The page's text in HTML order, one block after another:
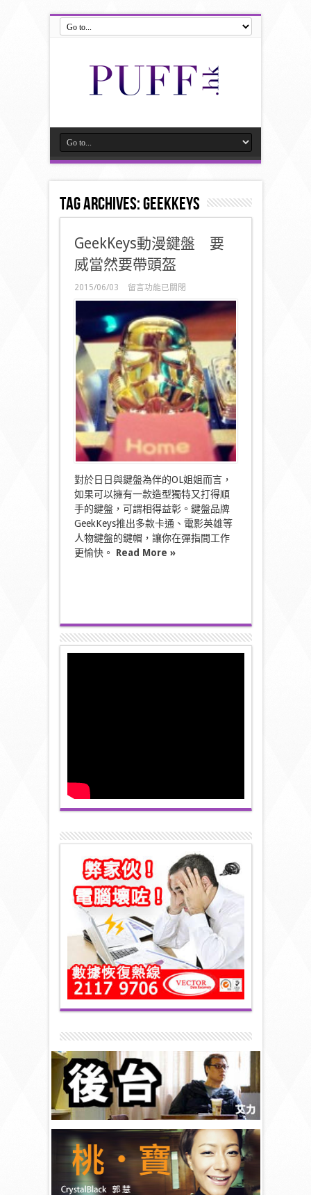
Tag Archives:geekkeys
GeekKeys動漫鍵盤 要
威當然要帶頭盔
2015/06/03
在
〈GeekKeys
漫
鍵
盤
要
威
當
然
要
帶
盔〉
中
留言功能已關閉
對於日日與鍵盤為伴的OL姐姐而言，
如果可以擁有一款造型獨特又打得順
手的鍵盤，可謂相得益彰。鍵盤品牌
GeekKeys推出多款卡通、電影英雄等
人物鍵盤的鍵帽，讓你在彈指間工作
更愉快。 Read More »